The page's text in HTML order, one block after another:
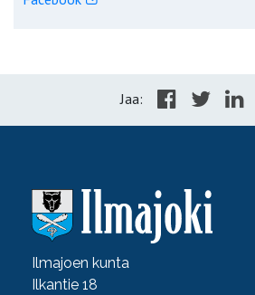
Jaa:
Ilmajoen kunta
Ilkantie 18